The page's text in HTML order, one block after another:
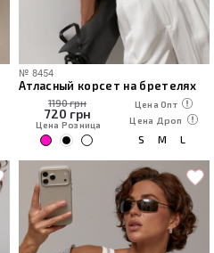
№ 8454
Атласный корсет на бретелях
1190 грн
720 грн
Цена Розница
Цена Опт
Цена Дроп
S M L